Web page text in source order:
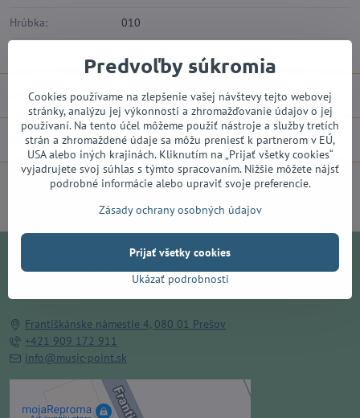
Hrúbka: 010
Recenzie 0
Diskusia 0
Františkánske námestie 4, 080 01 Prešov
+421 909 172 911
info@music-point.sk
Predvoľby súkromia
Cookies používame na zlepšenie vašej návštevy tejto webovej
stránky, analýzu jej výkonnosti a zhromažďovanie údajov o jej
používaní. Na tento účel môžeme použiť nástroje a služby tretích
strán a zhromaždené údaje sa môžu preniesť k partnerom v EÚ,
USA alebo iných krajinách. Kliknutím na „Prijať všetky cookies“
vyjadrujete svoj súhlas s týmto spracovaním. Nižšie môžete nájsť
podrobné informácie alebo upraviť svoje preferencie.
Zásady ochrany osobných údajov
Ukázať podrobnosti
Prijať všetky cookies